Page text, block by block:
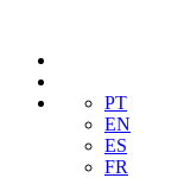
PT
EN
ES
FR